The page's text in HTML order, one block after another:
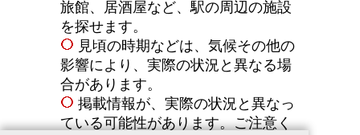
旅館、居酒屋など、駅の周辺の施設
を探せます。
見頃の時期などは、気候その他の
影響により、実際の状況と異なる場
合があります。
掲載情報が、実際の状況と異なっ
ている可能性があります。ご注意く